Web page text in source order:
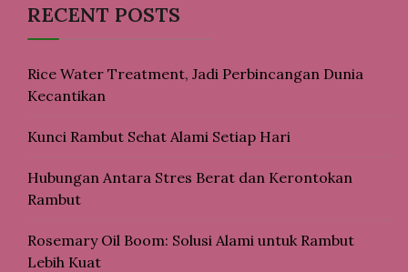
RECENT POSTS
Rice Water Treatment, Jadi Perbincangan Dunia
Kecantikan
Kunci Rambut Sehat Alami Setiap Hari
Hubungan Antara Stres Berat dan Kerontokan
Rambut
Rosemary Oil Boom: Solusi Alami untuk Rambut
Lebih Kuat